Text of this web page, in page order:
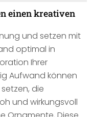
einen kreativen
und setzen mit
optimal in
Ihrer
Aufwand können
die
und wirkungsvoll